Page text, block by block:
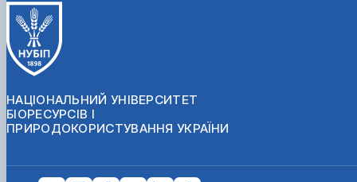
НАЦІОНАЛЬНИЙ УНІВЕРСИТЕТ
БІОРЕСУРСІВ І
ПРИРОДОКОРИСТУВАННЯ УКРАЇНИ